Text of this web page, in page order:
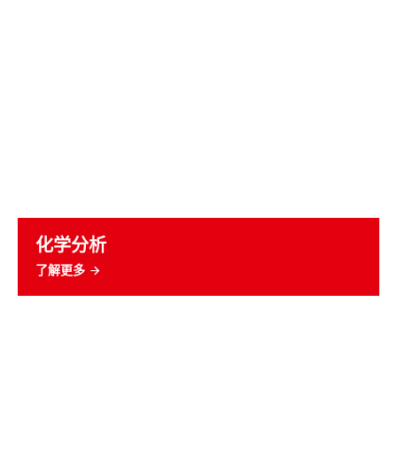
化学分析
了解更多